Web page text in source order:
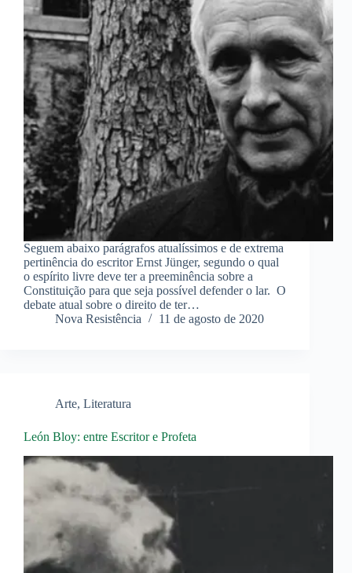
Seguem abaixo parágrafos atualíssimos e de extrema
pertinência do escritor Ernst Jünger, segundo o qual
o espírito livre deve ter a preeminência sobre a
Constituição para que seja possível defender o lar. O
debate atual sobre o direito de ter…
Nova Resistência
11 de agosto de 2020
Arte, Literatura
León Bloy: entre Escritor e Profeta